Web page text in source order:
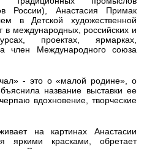
России), Анастасия Примак
в Детской художественной
в международных, российских и
проектах, ярмарках,
член Международного союза
- это о «малой родине», о
название выставки ее
вдохновение, творческие
на картинах Анастасии
яркими красками, обретает